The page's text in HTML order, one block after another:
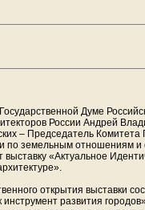
Думе
России Андрей
– Председатель Комитета
по земельным отношениям и
выставку «Актуальное
открытия выставки
инструмент развития